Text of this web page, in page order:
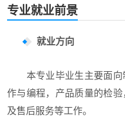
专业就业前景
就业方向
本专业毕业生主要面向
作与编程，产品质量的检
及售后服务等工作。